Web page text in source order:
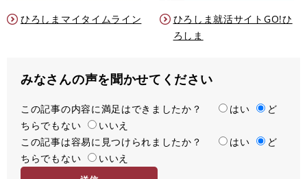
ひろしまマイタイムライン
ひろしま就活サイトGO!ひ
ろしま
みなさんの声を聞かせてください
満
足
度
この記事の内容に満足はできましたか？ はい
ど
ちらでもない
いいえ
容
易
この記事は容易に見つけられましたか？ はい
ど
ちらでもない
いいえ